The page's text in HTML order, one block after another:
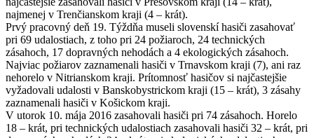
najmenej v Trenčianskom kraji (4 – krát).
Prvý pracovný deň 19. Týždňa museli slovenskí hasiči zasahovať
pri 69 udalostiach, z toho pri 24 požiaroch, 24 technických
zásahoch, 17 dopravných nehodách a 4 ekologických zásahoch.
Najviac požiarov zaznamenali hasiči v Trnavskom kraji (7), ani raz
nehorelo v Nitrianskom kraji. Prítomnosť hasičov si najčastejšie
vyžadovali udalosti v Banskobystrickom kraji (15 – krát), 3 zásahy
zaznamenali hasiči v Košickom kraji.
V utorok 10. mája 2016 zasahovali hasiči pri 74 zásahoch. Horelo
18 – krát, pri technických udalostiach zasahovali hasiči 32 – krát, pri